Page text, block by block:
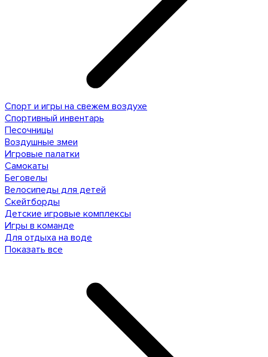
Спорт и игры на свежем воздухе
Спортивный инвентарь
Песочницы
Воздушные змеи
Игровые палатки
Самокаты
Беговелы
Велосипеды для детей
Скейтборды
Детские игровые комплексы
Игры в команде
Для отдыха на воде
Показать все